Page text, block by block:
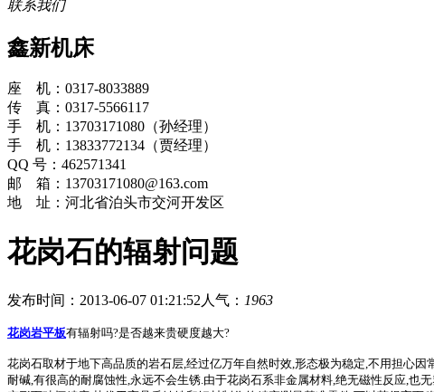
联系我们
鑫新机床
座 机：0317-8033889
传 真：0317-5566117
手 机：13703171080（孙经理）
手 机：13833772134（贾经理）
QQ 号：462571341
邮 箱：13703171080@163.com
地 址：河北省泊头市交河开发区
花岗石的辐射问题
发布时间：2013-06-07 01:21:52 人气： 1963
花岗岩平板有辐射吗?是否越来贵硬度越大?
花岗石取材于地下高品质的岩石层,经过亿万年自然时效,形态极为稳定,不用担心
耐碱,有很高的耐腐蚀性,永远不会生锈.由于花岗石系非金属材料,绝无磁性反应,也